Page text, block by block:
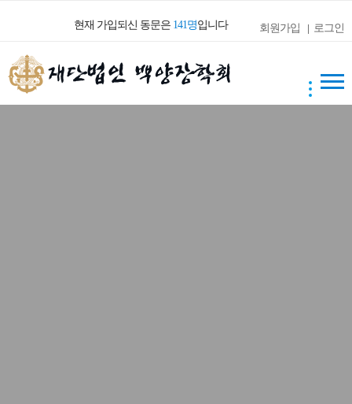
회원가입 | 로그인
현재 가입되신 동문은 141명입니다